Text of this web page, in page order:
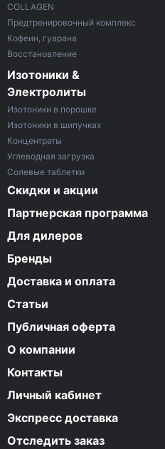
COLLAGEN
Предтренировочный комплекс
Кофеин, гуарана
Восстановление
Изотоники &
Электролиты
Изотоники в порошке
Изотоники в шипучках
Концентраты
Углеводная загрузка
Солевые таблетки
Скидки и акции
Партнерская программа
Для дилеров
Бренды
Доставка и оплата
Статьи
Публичная оферта
О компании
Контакты
Личный кабинет
Экспресс доставка
Отследить заказ